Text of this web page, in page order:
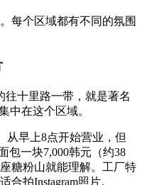
每个区域都有不同的氛围
往十里路一带，就是著名
中在这个区域。
从早上8点开始营业，但
包一块7,000韩元（约38
糖粉山就能理解。工厂特
拍Instagram照片。